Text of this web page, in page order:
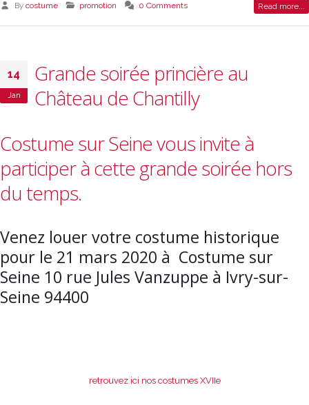
By costume promotion 0 Comments Read more...
14
Jan
Grande soirée princière au
Château de Chantilly
Costume sur Seine vous invite à
participer à cette grande soirée hors
du temps.
Venez louer votre costume historique
pour le 21 mars 2020 à Costume sur
Seine 10 rue Jules Vanzuppe à Ivry-sur-
Seine 94400
retrouvez ici nos costumes XVIIe